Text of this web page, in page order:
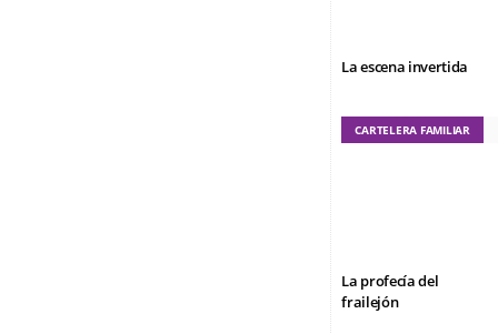
La escena invertida
CARTELERA FAMILIAR
La profecía del
frailejón